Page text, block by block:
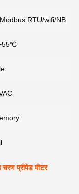
RTU/wifi/NB
प्रीपेड मीटर